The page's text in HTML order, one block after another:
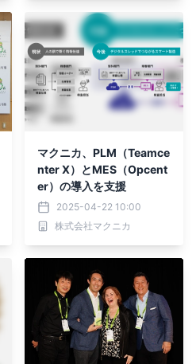
マクニカ、PLM（Teamce
nter X）とMES（Opcent
er）の導入を支援
2025-04-22 10:00
株式会社マクニカ